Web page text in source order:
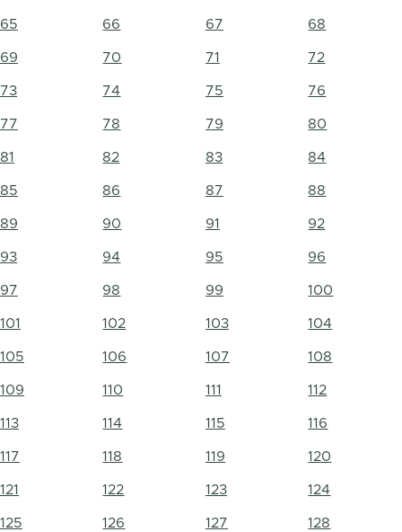
65 66 67 68
69 70 71 72
73 74 75 76
77 78 79 80
81 82 83 84
85 86 87 88
89 90 91 92
93 94 95 96
97 98 99 100
101 102 103 104
105 106 107 108
109 110 111 112
113 114 115 116
117 118 119 120
121 122 123 124
125 126 127 128